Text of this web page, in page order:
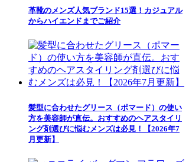
革靴のメンズ人気ブランド15選！カジュアル
からハイエンドまでご紹介
髪型に合わせたグリース（ポマード）の使い
方を美容師が直伝。おすすめのヘアスタイリ
ング剤選びに悩むメンズは必見！【2026年7
月更新】